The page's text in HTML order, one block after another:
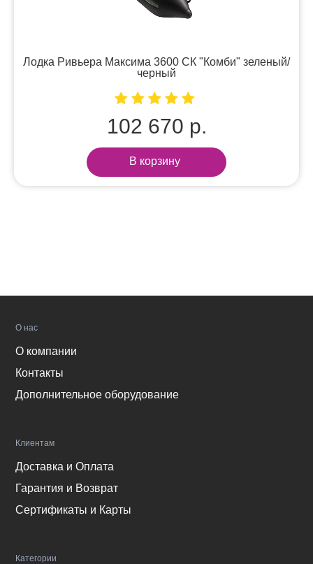
Лодка Ривьера Максима 3600 СК "Комби" зеленый/
черный
102 670 р.
В корзину
О нас
О компании
Контакты
Дополнительное оборудование
Клиентам
Доставка и Оплата
Гарантия и Возврат
Сертификаты и Карты
Категории